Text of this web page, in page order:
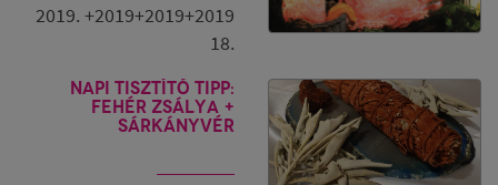
2019. +2019+2019+2019
18.
Napi tisztító tipp:
fehér zsálya +
sárkányvér